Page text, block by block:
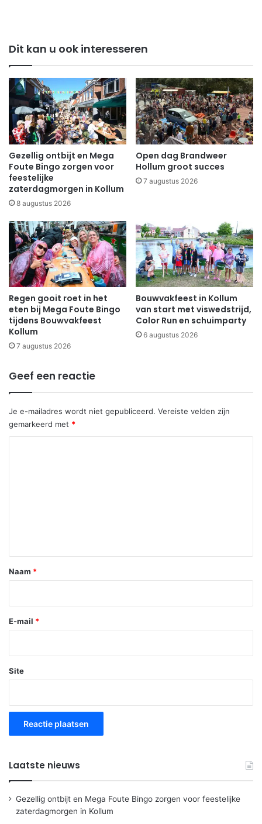
Dit kan u ook interesseren
Gezellig ontbijt en Mega
Foute Bingo zorgen voor
feestelijke
zaterdagmorgen in Kollum
8 augustus 2026
Open dag Brandweer
Hollum groot succes
7 augustus 2026
Regen gooit roet in het
eten bij Mega Foute Bingo
tijdens Bouwvakfeest
Kollum
7 augustus 2026
Bouwvakfeest in Kollum
van start met viswedstrijd,
Color Run en schuimparty
6 augustus 2026
Geef een reactie
Je e-mailadres wordt niet gepubliceerd. Vereiste velden zijn
gemarkeerd met *
*
Naam *
E-mail *
Site
Laatste nieuws
Gezellig ontbijt en Mega Foute Bingo zorgen voor feestelijke
zaterdagmorgen in Kollum